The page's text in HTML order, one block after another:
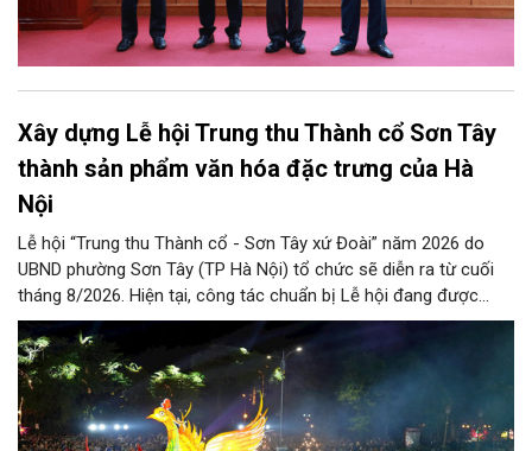
Xây dựng Lễ hội Trung thu Thành cổ Sơn Tây
thành sản phẩm văn hóa đặc trưng của Hà
Nội
Lễ hội “Trung thu Thành cổ - Sơn Tây xứ Đoài” năm 2026 do
UBND phường Sơn Tây (TP Hà Nội) tổ chức sẽ diễn ra từ cuối
tháng 8/2026. Hiện tại, công tác chuẩn bị Lễ hội đang được
chính quyền phường Sơn Tây cùng các phòng, ban, ngành, đơn
vị và 25 tổ dân phố khẩn trương triển khai, tạo khí thế sôi nổi,
sẵn sàng mang đến cho Nhân dân và du khách một mùa Trung
thu quy mô, đặc sắc và giàu bản sắc văn hóa xứ Đoài.